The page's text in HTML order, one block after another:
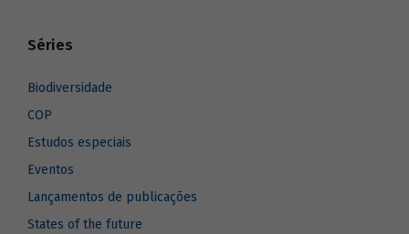
Séries
Biodiversidade
COP
Estudos especiais
Eventos
Lançamentos de publicações
States of the future